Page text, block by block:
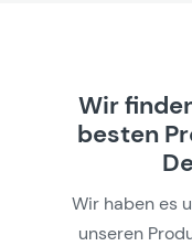
Wir
besten
Wir haben es
unseren